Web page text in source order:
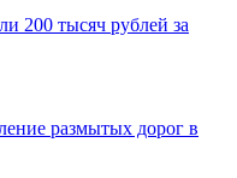
200 тысяч рублей за
размытых дорог в